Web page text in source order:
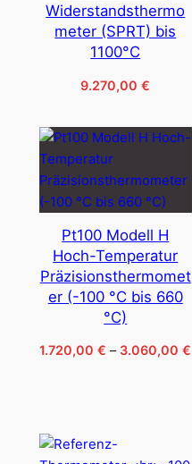
Widerstandsthermo
meter (SPRT) bis
1100°C
9.270,00€
Pt100 Modell H
Hoch-Temperatur
Präzisionsthermomet
er (-100 °C bis 660
°C)
1.720,00€ – 3.060,00€